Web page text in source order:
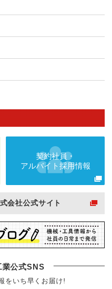
契約社員・
アルバイト採用情報
会社公式サイト
業公式SNS
をいち早くお届け!